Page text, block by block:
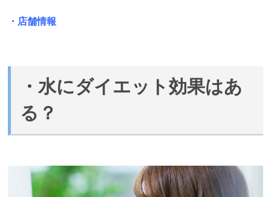
・店舗情報
・水にダイエット効果はあ
る？